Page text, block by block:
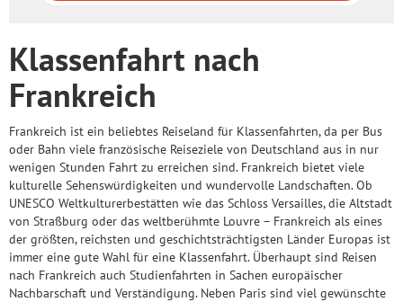
Klassenfahrt nach
Frankreich
Frankreich ist ein beliebtes Reiseland für Klassenfahrten, da per Bus
oder Bahn viele französische Reiseziele von Deutschland aus in nur
wenigen Stunden Fahrt zu erreichen sind. Frankreich bietet viele
kulturelle Sehenswürdigkeiten und wundervolle Landschaften. Ob
UNESCO Weltkulturerbestätten wie das Schloss Versailles, die Altstadt
von Straßburg oder das weltberühmte Louvre – Frankreich als eines
der größten, reichsten und geschichtsträchtigsten Länder Europas ist
immer eine gute Wahl für eine Klassenfahrt. Überhaupt sind Reisen
nach Frankreich auch Studienfahrten in Sachen europäischer
Nachbarschaft und Verständigung. Neben Paris sind viel gewünschte